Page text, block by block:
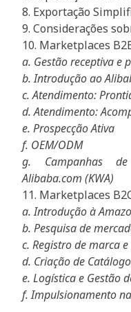
8. Exportação
9. Considerações
10. Marketplaces
a. Gestão receptiva e
b. Introdução ao
c. Atendimento:
d. Atendimento:
e. Prospecção Ativa
f. OEM/ODM
g. Campanhas
Alibaba.com (KWA)
11. Marketplaces
a. Introdução à
b. Pesquisa de
c. Registro de marca
d. Criação de Catálogo
e. Logística e Gestão
f. Impulsionamento